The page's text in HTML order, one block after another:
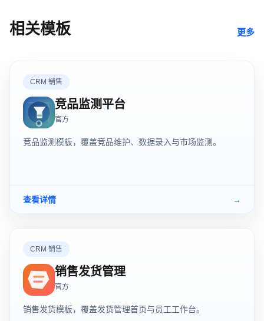
相关模板 更多
CRM 销售
竞品监测平台
官方
竞品监测模板，覆盖竞品维护、数据录入与市场监测。
查看详情 →
CRM 销售
销售发货管理
官方
销售发货模板，覆盖发货管理首页与员工工作台。